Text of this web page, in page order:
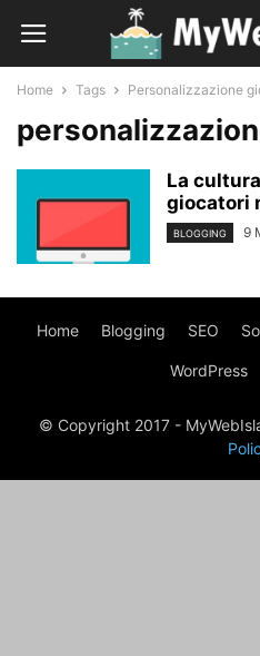
Home Tags Personalizzazione
La
giocatori
BLOGGING 9
Home Blogging SEO
WordPress
© Copyright 2017 -